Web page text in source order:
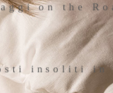
on the
insoliti in